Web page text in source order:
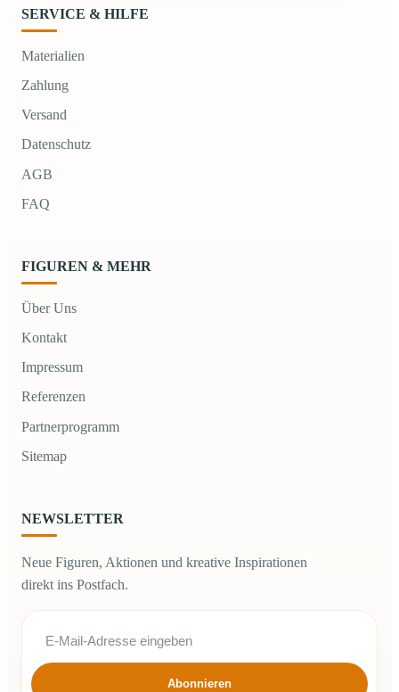
SERVICE & HILFE
Materialien
Zahlung
Versand
Datenschutz
AGB
FAQ
FIGUREN & MEHR
Über Uns
Kontakt
Impressum
Referenzen
Partnerprogramm
Sitemap
NEWSLETTER
Neue Figuren, Aktionen und kreative Inspirationen
direkt ins Postfach.
Abonnieren